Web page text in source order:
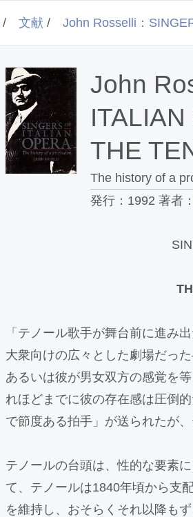
/ 文献 / John Rosselli：
John
THE
The history of a
発行：1992 著者：
「テノール歌手が舞台前に進み
大衆向けの広々とした劇場だっ
あるいは彼が男女双方の感覚を
れほどまでに彼の存在感は圧倒
で節度ある拍手」が送られたが
テノールの台頭は、性的な要素
て、テノールは1840年頃から支
を維持し、おそらくそれ以降も